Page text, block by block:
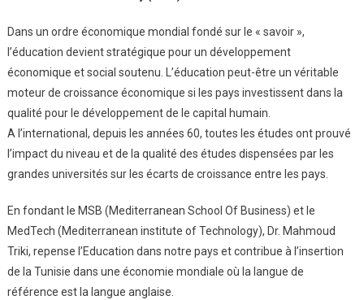
Dans un ordre économique mondial fondé sur le « savoir »,
l’éducation devient stratégique pour un développement
économique et social soutenu. L’éducation peut-être un véritable
moteur de croissance économique si les pays investissent dans la
qualité pour le développement de le capital humain.
A l’international, depuis les années 60, toutes les études ont prouvé
l’impact du niveau et de la qualité des études dispensées par les
grandes universités sur les écarts de croissance entre les pays.
En fondant le MSB (Mediterranean School Of Business) et le
MedTech (Mediterranean institute of Technology), Dr. Mahmoud
Triki, repense l’Education dans notre pays et contribue à l’insertion
de la Tunisie dans une économie mondiale où la langue de
référence est la langue anglaise.